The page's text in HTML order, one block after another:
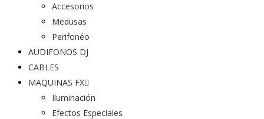
Accesorios
Medusas
Perifonéo
AUDIFONOS DJ
CABLES
MAQUINAS FX
Iluminación
Efectos Especiales